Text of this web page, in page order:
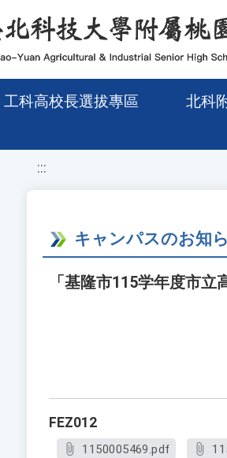
工科高校長選拔專區 北科
:::
キャンパスのお知
「基隆市115学年度市立
FEZ012
1150005469.pdf